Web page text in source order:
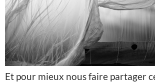
Et pour mieux nous faire partager